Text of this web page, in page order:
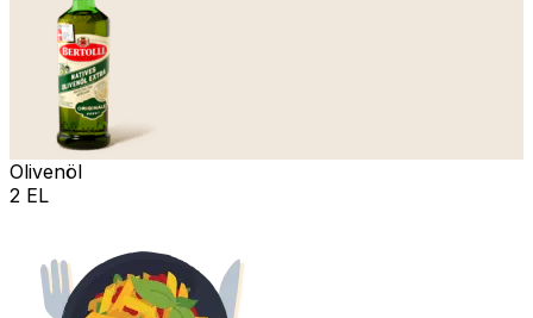
Olivenöl
2 EL